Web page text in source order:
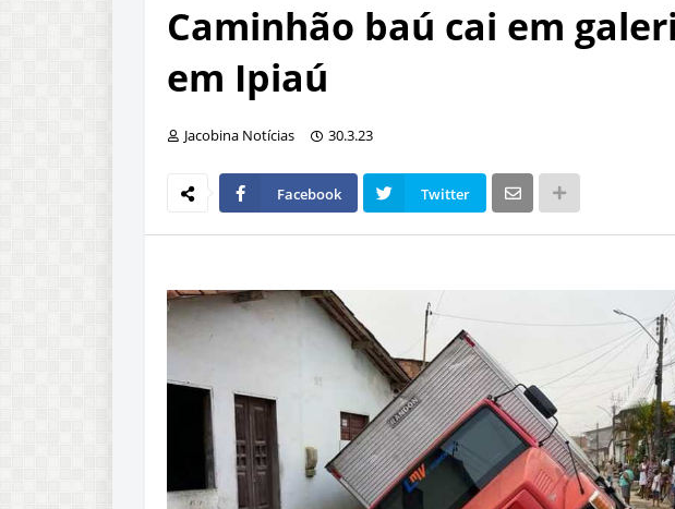
Caminhão baú cai em
em Ipiaú
Jacobina Notícias 30.3.23
Facebook Twitter